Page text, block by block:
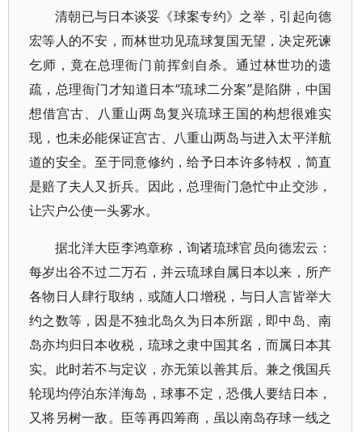
清朝已与日本谈妥《球案专约》之举，引起向德
宏等人的不安，而林世功见琉球复国无望，决定死谏
乞师，竟在总理衙门前挥剑自杀。通过林世功的遗
疏，总理衙门才知道日本“琉球二分案”是陷阱，中国
想借宫古、八重山两岛复兴琉球王国的构想很难实
现，也未必能保证宫古、八重山两岛与进入太平洋航
道的安全。至于同意修约，给予日本许多特权，简直
是赔了夫人又折兵。因此，总理衙门急忙中止交涉，
让宍户公使一头雾水。
据北洋大臣李鸿章称，询诸琉球官员向德宏云：
每岁出谷不过二万石，并云琉球自属日本以来，所产
各物日人肆行取纳，或随人口增税，与日人言皆举大
约之数等，因是不独北岛久为日本所踞，即中岛、南
岛亦均归日本收税，琉球之隶中国其名，而属日本其
实。此时若不与定议，亦无策以善其后。兼之俄国兵
轮现均停泊东洋海岛，球事不定，恐俄人要结日本，
又将另树一敌。臣等再四筹商，虽以南岛存球一线之